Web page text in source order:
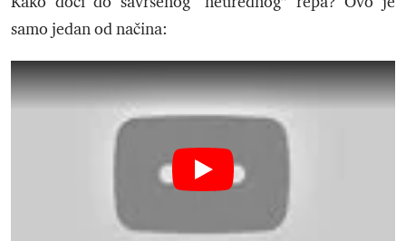
samo jedan od načina: